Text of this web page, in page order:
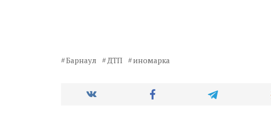
Барнаул ДТП иномарка